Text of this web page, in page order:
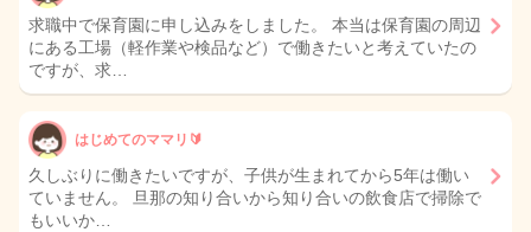
求職中で保育園に申し込みをしました。 本当は保育園の周辺
にある工場（軽作業や検品など）で働きたいと考えていたの
ですが、求…
はじめてのママリ🔰
久しぶりに働きたいですが、子供が生まれてから5年は働い
ていません。 旦那の知り合いから知り合いの飲食店で掃除で
もいいか…